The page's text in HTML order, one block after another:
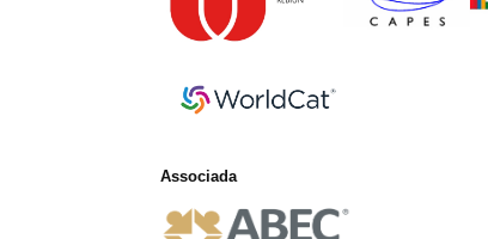
Associada